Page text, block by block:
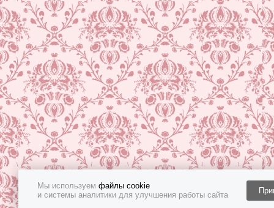
Мы используем файлы cookie
и системы аналитики для улучшения работы сайта